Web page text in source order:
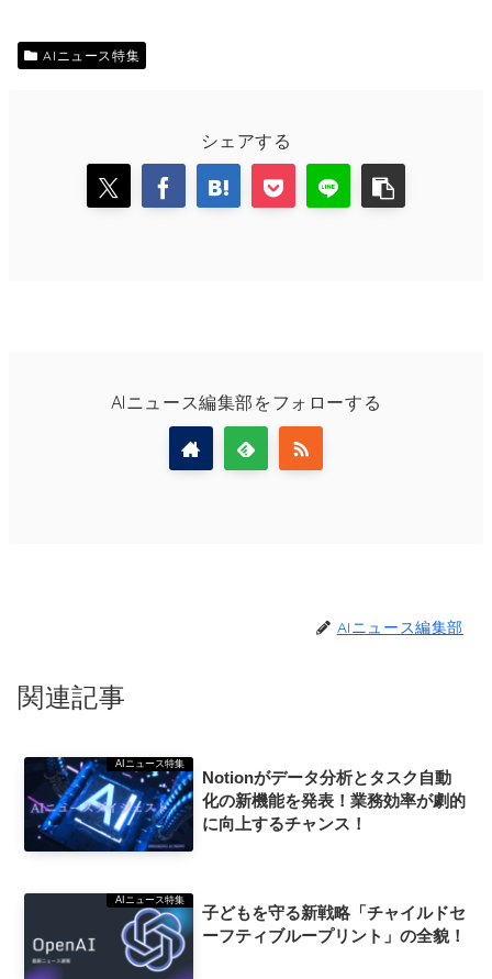
AIニュース特集
シェアする
AIニュース編集部をフォローする
AIニュース編集部
関連記事
AIニュース特集
Notionがデータ分析とタスク自動
化の新機能を発表！業務効率が劇的
に向上するチャンス！
AIニュース特集
子どもを守る新戦略「チャイルドセ
ーフティブループリント」の全貌！